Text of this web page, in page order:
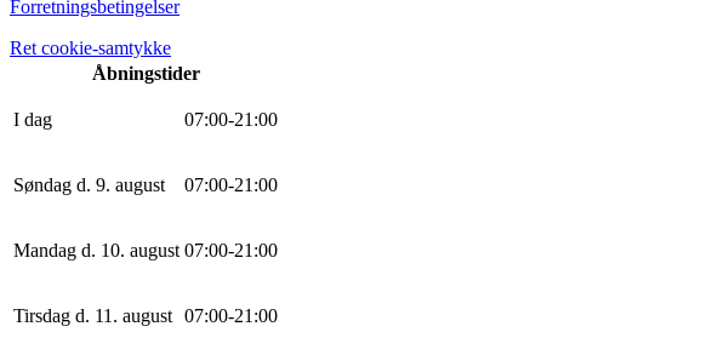
Forretningsbetingelser
Ret cookie-samtykke
Åbningstider
I dag 07:00-21:00
Søndag d. 9. august 07:00-21:00
Mandag d. 10. august 07:00-21:00
Tirsdag d. 11. august 07:00-21:00